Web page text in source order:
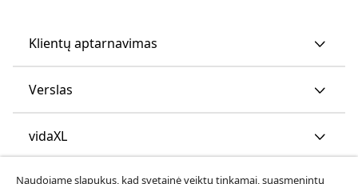
Klientų aptarnavimas
Verslas
vidaXL
Naudojame slapukus, kad svetainė veiktų tinkamai, suasmenintų